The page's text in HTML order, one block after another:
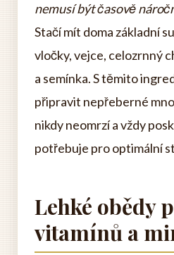
nemusí být časově
Stačí mít doma základní
vločky, vejce, celozrnný
a semínka. S těmito
připravit nepřeberné
nikdy neomrzí a vždy
potřebuje pro optimální
Lehké obědy
vitamínů a